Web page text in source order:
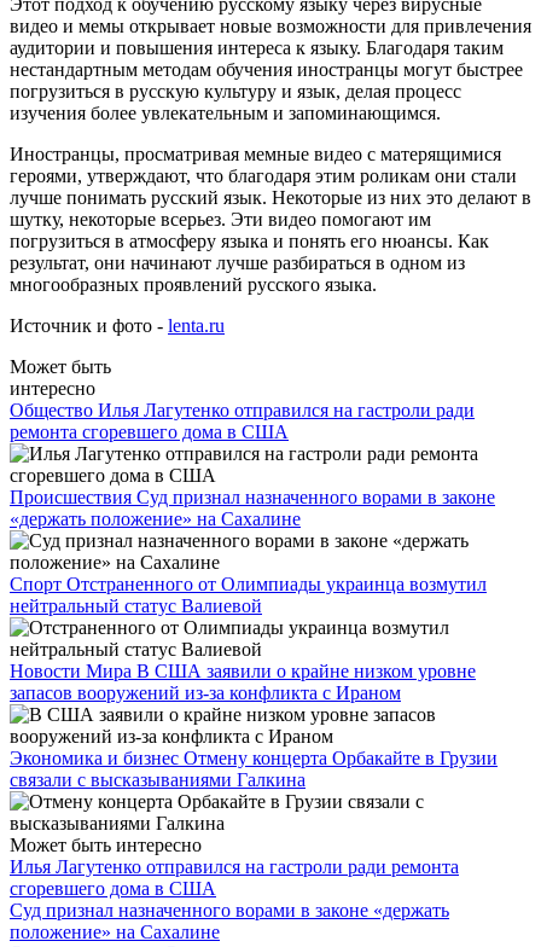
видео и мемы открывает новые возможности для привлечения
аудитории и повышения интереса к языку. Благодаря таким
нестандартным методам обучения иностранцы могут быстрее
погрузиться в русскую культуру и язык, делая процесс
изучения более увлекательным и запоминающимся.
Иностранцы, просматривая мемные видео с матерящимися
героями, утверждают, что благодаря этим роликам они стали
лучше понимать русский язык. Некоторые из них это делают в
шутку, некоторые всерьез. Эти видео помогают им
погрузиться в атмосферу языка и понять его нюансы. Как
результат, они начинают лучше разбираться в одном из
многообразных проявлений русского языка.
Источник и фото - lenta.ru
Может быть
интересно
Общество Илья Лагутенко отправился на гастроли ради
ремонта сгоревшего дома в США
Происшествия Суд признал назначенного ворами в законе
«держать положение» на Сахалине
Спорт Отстраненного от Олимпиады украинца возмутил
нейтральный статус Валиевой
Новости Мира В США заявили о крайне низком уровне
запасов вооружений из-за конфликта с Ираном
Экономика и бизнес Отмену концерта Орбакайте в Грузии
связали с высказываниями Галкина
Может быть интересно
Илья Лагутенко отправился на гастроли ради ремонта
сгоревшего дома в США
Суд признал назначенного ворами в законе «держать
положение» на Сахалине